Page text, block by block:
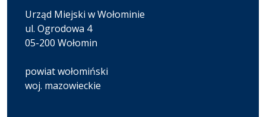
Urząd Miejski w Wołominie
ul. Ogrodowa 4
05-200 Wołomin
powiat wołomiński
woj. mazowieckie